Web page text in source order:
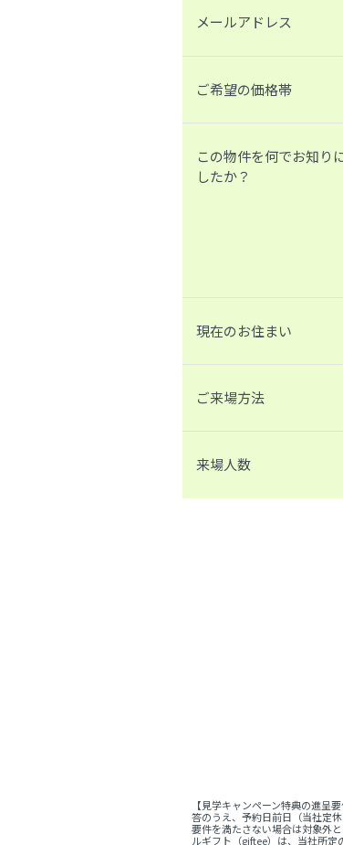
メールアドレス
ご希望の価格帯
この物件を何でお知り
したか？
現在のお住まい
ご来場方法
来場人数
【見学キャンペーン特典の進
答のうえ、予約日前日（当社定
要件を満たさない場合は対象外
ルギフト（giftee）は、当社所